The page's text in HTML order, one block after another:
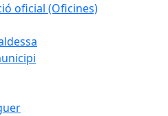
oficial (Oficines)